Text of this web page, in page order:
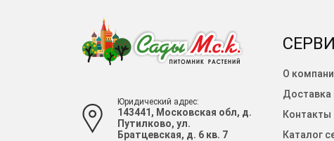
Юридический адрес:
143441, Московская обл, д.
Путилково, ул.
Братцевская, д. 6 кв. 7
О
Доставка
Контакты
Каталог